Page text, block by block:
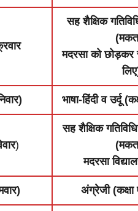
सह शैक्षिक
मदरसा को छोड़कर
भाषा-हिंदी व उर्दू
)
सह शैक्षिक
मदरसा
अंग्रेजी